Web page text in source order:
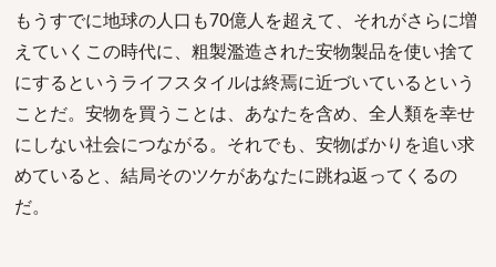
もうすでに地球の人口も70億人を超えて、それがさらに増
えていくこの時代に、粗製濫造された安物製品を使い捨て
にするというライフスタイルは終焉に近づいているという
ことだ。安物を買うことは、あなたを含め、全人類を幸せ
にしない社会につながる。それでも、安物ばかりを追い求
めていると、結局そのツケがあなたに跳ね返ってくるの
だ。